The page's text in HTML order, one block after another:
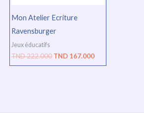
Mon Atelier Ecriture
Ravensburger
Jeux éducatifs
TND222.000 TND 167.000